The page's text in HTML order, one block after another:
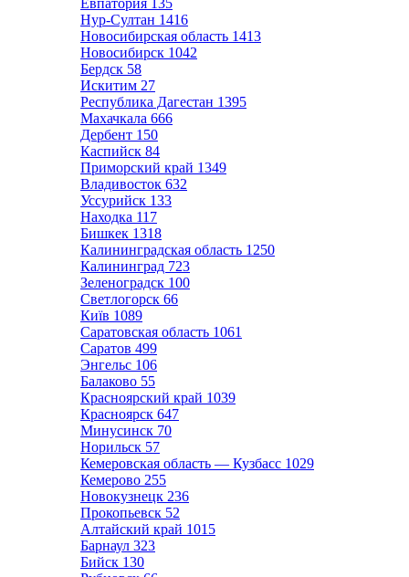
Евпатория 135
Нур-Султан 1416
Новосибирская область 1413
Новосибирск 1042
Бердск 58
Искитим 27
Республика Дагестан 1395
Махачкала 666
Дербент 150
Каспийск 84
Приморский край 1349
Владивосток 632
Уссурийск 133
Находка 117
Бишкек 1318
Калининградская область 1250
Калининград 723
Зеленоградск 100
Светлогорск 66
Київ 1089
Саратовская область 1061
Саратов 499
Энгельс 106
Балаково 55
Красноярский край 1039
Красноярск 647
Минусинск 70
Норильск 57
Кемеровская область — Кузбасс 1029
Кемерово 255
Новокузнецк 236
Прокопьевск 52
Алтайский край 1015
Барнаул 323
Бийск 130